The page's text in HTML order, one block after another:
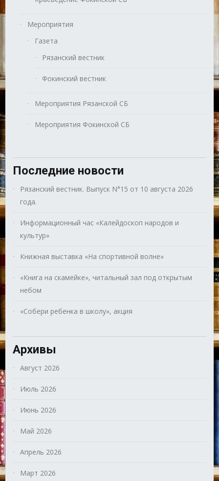
Мероприятия
Газета
Рязанский вестник
Фокинский вестник
Мероприятия Рязанской СБ
Мероприятия Фокинской СБ
Последние новости
Рязанский вестник. Выпуск N°15 от 10 августа 2026
года.
Информационный час «Калейдоскоп народов и
культур»
Книжная выставка «На спортивной волне»
«Книга на скамейке», читальный зал под открытым
небом
«Собери ребенка в школу», акция
Архивы
Август 2026
Июль 2026
Июнь 2026
Май 2026
Апрель 2026
Март 2026